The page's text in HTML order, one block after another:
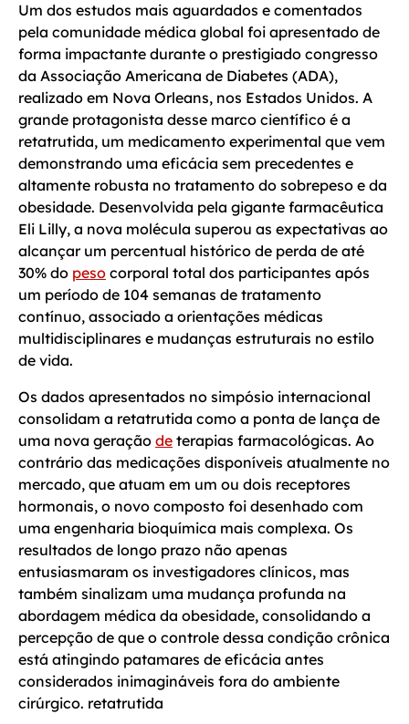
Um dos estudos mais aguardados e comentados
pela comunidade médica global foi apresentado de
forma impactante durante o prestigiado congresso
da Associação Americana de Diabetes (ADA),
realizado em Nova Orleans, nos Estados Unidos. A
grande protagonista desse marco científico é a
retatrutida, um medicamento experimental que vem
demonstrando uma eficácia sem precedentes e
altamente robusta no tratamento do sobrepeso e da
obesidade. Desenvolvida pela gigante farmacêutica
Eli Lilly, a nova molécula superou as expectativas ao
alcançar um percentual histórico de perda de até
30% do peso corporal total dos participantes após
um período de 104 semanas de tratamento
contínuo, associado a orientações médicas
multidisciplinares e mudanças estruturais no estilo
de vida.
Os dados apresentados no simpósio internacional
consolidam a retatrutida como a ponta de lança de
uma nova geração de terapias farmacológicas. Ao
contrário das medicações disponíveis atualmente no
mercado, que atuam em um ou dois receptores
hormonais, o novo composto foi desenhado com
uma engenharia bioquímica mais complexa. Os
resultados de longo prazo não apenas
entusiasmaram os investigadores clínicos, mas
também sinalizam uma mudança profunda na
abordagem médica da obesidade, consolidando a
percepção de que o controle dessa condição crônica
está atingindo patamares de eficácia antes
considerados inimagináveis fora do ambiente
cirúrgico. retatrutida